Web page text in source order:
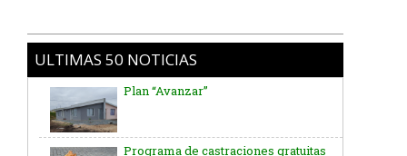
ULTIMAS 50 NOTICIAS
Plan “Avanzar”
Programa de castraciones gratuitas